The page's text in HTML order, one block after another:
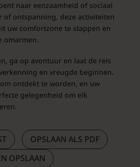
naar eenzaamheid of sociaal
of ontspanning, deze activiteiten
uw comfortzone te stappen en
omarmen.
ga op avontuur en laat de reis
en vreugde beginnen.
ontdekt te worden, en uw
gelegenheid om elk
OPSLAAN ALS PDF
OPSLAAN